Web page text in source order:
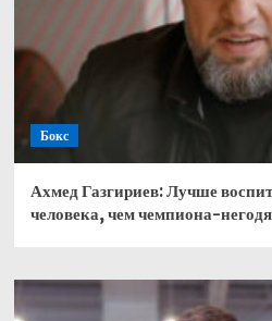
Бокс
Ахмед Газгириев: Лучше
человека, чем чемпиона-